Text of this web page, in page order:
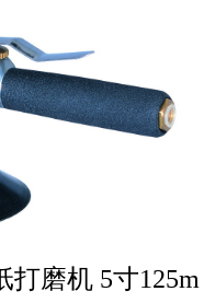
打磨机 5寸125m